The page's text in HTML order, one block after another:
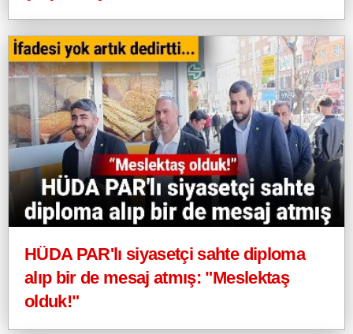
HÜDA PAR'lı siyasetçi sahte diploma
alıp bir de mesaj atmış: "Meslektaş
olduk!"